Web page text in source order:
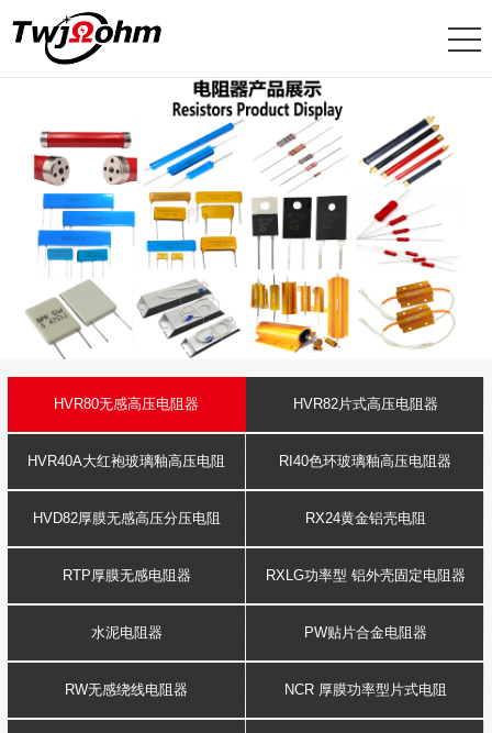
HVR80无感高压电阻器 HVR82片式高压电阻器
HVR40A大红袍玻璃釉高压电阻 RI40色环玻璃釉高压电阻器
HVD82厚膜无感高压分压电阻 RX24黄金铝壳电阻
RTP厚膜无感电阻器 RXLG功率型 铝外壳固定电阻器
水泥电阻器 PW贴片合金电阻器
RW无感绕线电阻器 NCR 厚膜功率型片式电阻